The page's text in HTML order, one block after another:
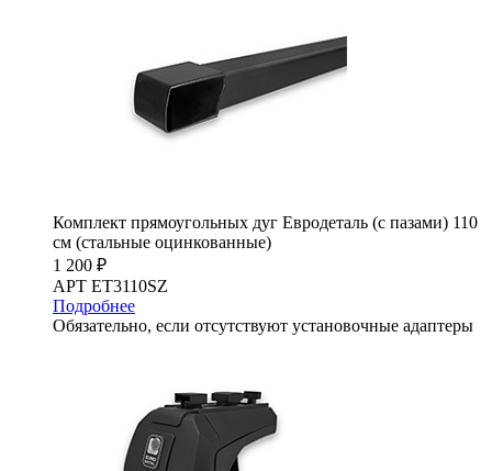
Комплект прямоугольных дуг Евродеталь (с пазами) 110
см (стальные оцинкованные)
1 200 ₽
АРТ ET3110SZ
Подробнее
Обязательно, если отсутствуют установочные адаптеры